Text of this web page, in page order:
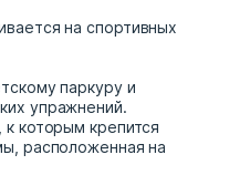
на спортивных
паркуру и
упражнений.
которым крепится
расположенная на